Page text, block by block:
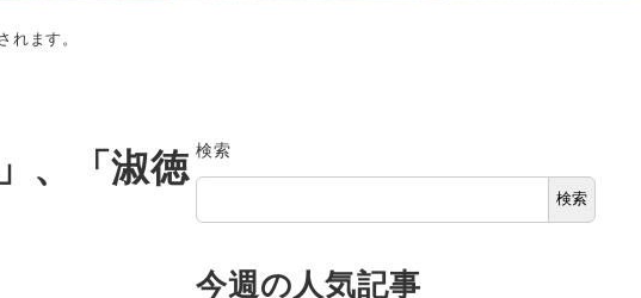
ます。
、「淑徳 検索
検索
今週の人気記事